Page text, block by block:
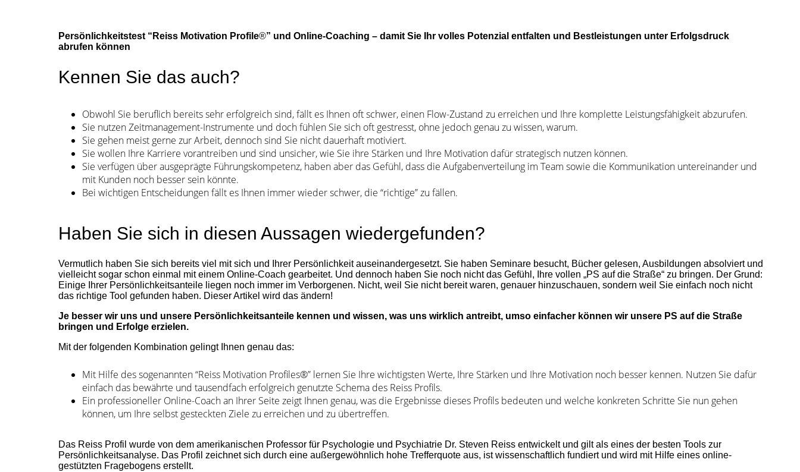
Persönlichkeitstest “Reiss Motivation Profile®” und Online-Coaching – damit Sie Ihr volles Potenzial entfalten und Bestleistungen unter Erfolgsdruck
abrufen können
Kennen Sie das auch?
Obwohl Sie beruflich bereits sehr erfolgreich sind, fällt es Ihnen oft schwer, einen Flow-Zustand zu erreichen und Ihre komplette Leistungsfähigkeit abzurufen.
Sie nutzen Zeitmanagement-Instrumente und doch fühlen Sie sich oft gestresst, ohne jedoch genau zu wissen, warum.
Sie gehen meist gerne zur Arbeit, dennoch sind Sie nicht dauerhaft motiviert.
Sie wollen Ihre Karriere vorantreiben und sind unsicher, wie Sie ihre Stärken und Ihre Motivation dafür strategisch nutzen können.
Sie verfügen über ausgeprägte Führungskompetenz, haben aber das Gefühl, dass die Aufgabenverteilung im Team sowie die Kommunikation untereinander und
mit Kunden noch besser sein könnte.
Bei wichtigen Entscheidungen fällt es Ihnen immer wieder schwer, die “richtige” zu fällen.
Haben Sie sich in diesen Aussagen wiedergefunden?
Vermutlich haben Sie sich bereits viel mit sich und Ihrer Persönlichkeit auseinandergesetzt. Sie haben Seminare besucht, Bücher gelesen, Ausbildungen absolviert und
vielleicht sogar schon einmal mit einem Online-Coach gearbeitet. Und dennoch haben Sie noch nicht das Gefühl, Ihre vollen „PS auf die Straße“ zu bringen. Der Grund:
Einige Ihrer Persönlichkeitsanteile liegen noch immer im Verborgenen. Nicht, weil Sie nicht bereit waren, genauer hinzuschauen, sondern weil Sie einfach noch nicht
das richtige Tool gefunden haben. Dieser Artikel wird das ändern!
Je besser wir uns und unsere Persönlichkeitsanteile kennen und wissen, was uns wirklich antreibt, umso einfacher können wir unsere PS auf die Straße
bringen und Erfolge erzielen.
Mit der folgenden Kombination gelingt Ihnen genau das:
Mit Hilfe des sogenannten “Reiss Motivation Profiles®” lernen Sie Ihre wichtigsten Werte, Ihre Stärken und Ihre Motivation noch besser kennen. Nutzen Sie dafür
einfach das bewährte und tausendfach erfolgreich genutzte Schema des Reiss Profils.
Ein professioneller Online-Coach an Ihrer Seite zeigt Ihnen genau, was die Ergebnisse dieses Profils bedeuten und welche konkreten Schritte Sie nun gehen
können, um Ihre selbst gesteckten Ziele zu erreichen und zu übertreffen.
Das Reiss Profil wurde von dem amerikanischen Professor für Psychologie und Psychiatrie Dr. Steven Reiss entwickelt und gilt als eines der besten Tools zur
Persönlichkeitsanalyse. Das Profil zeichnet sich durch eine außergewöhnlich hohe Trefferquote aus, ist wissenschaftlich fundiert und wird mit Hilfe eines online-
gestützten Fragebogens erstellt.